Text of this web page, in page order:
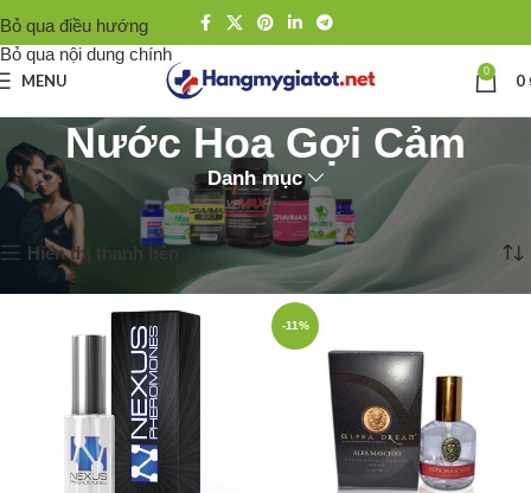
Bỏ qua điều hướng
Bỏ qua nội dung chính
MENU 0 0
Nước Hoa Gợi Cảm
Danh mục
Trang chủ Nước Hoa Gợi Cảm Hiển thị 1–12 của 28 kết quả
Hiển thị thanh bên
-11%